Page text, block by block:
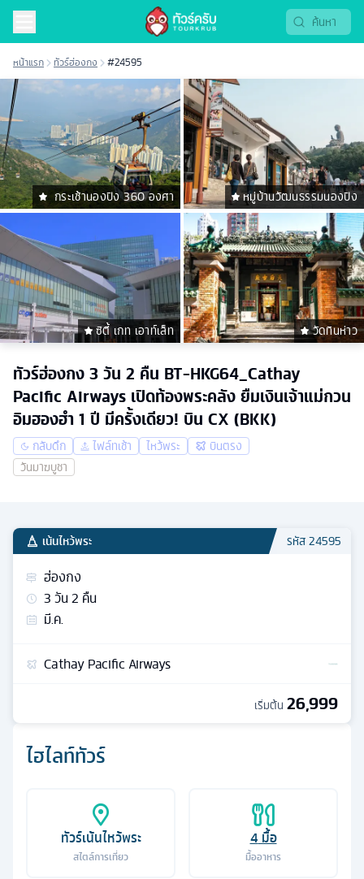
หน้าแรก ทัวร์ฮ่องกง #24595
กระเช้านองปิง 360 องศา หมู่บ้านวัฒนธรรมนองปิง
ซิตี้ เกท เอาท์เล็ท วัดทินห่าว
ทัวร์ฮ่องกง 3 วัน 2 คืน BT-HKG64_Cathay
Pacific Airways เปิดท้องพระคลัง ยืมเงินเจ้าแม่กวน
อิมฮองฮำ 1 ปี มีครั้งเดียว! บิน CX (BKK)
กลับดึก ไฟล์ทเช้า ไหว้พระ
บินตรง
วันมาฆบูชา
ไฮไลท์ทัวร์
ทัวร์เน้นไหว้พระ
สไตล์การเที่ยว
4 มื้อ
มื้ออาหาร
เน้นไหว้พระ รหัส24595
ฮ่องกง
3วัน2 คืน
มี.ค.
Cathay Pacific Airways
เริ่มต้น 26,999